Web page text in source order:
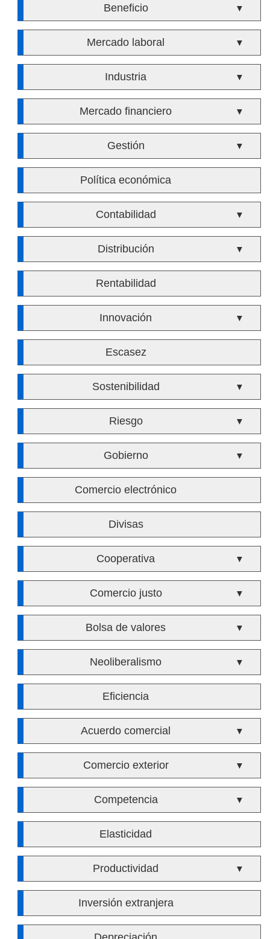
Beneficio ▼
Mercado laboral ▼
Industria ▼
Mercado financiero ▼
Gestión ▼
Política económica
Contabilidad ▼
Distribución ▼
Rentabilidad
Innovación ▼
Escasez
Sostenibilidad ▼
Riesgo ▼
Gobierno ▼
Comercio electrónico
Divisas
Cooperativa ▼
Comercio justo ▼
Bolsa de valores ▼
Neoliberalismo ▼
Eficiencia
Acuerdo comercial ▼
Comercio exterior ▼
Competencia ▼
Elasticidad
Productividad ▼
Inversión extranjera